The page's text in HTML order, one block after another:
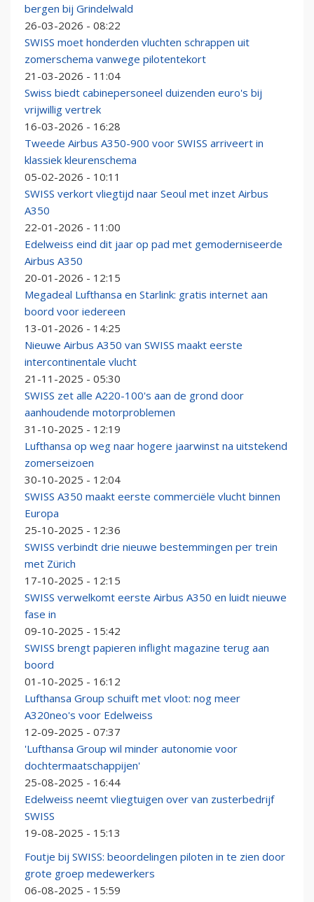
bergen bij Grindelwald
26-03-2026 - 08:22
SWISS moet honderden vluchten schrappen uit
zomerschema vanwege pilotentekort
21-03-2026 - 11:04
Swiss biedt cabinepersoneel duizenden euro's bij
vrijwillig vertrek
16-03-2026 - 16:28
Tweede Airbus A350-900 voor SWISS arriveert in
klassiek kleurenschema
05-02-2026 - 10:11
SWISS verkort vliegtijd naar Seoul met inzet Airbus
A350
22-01-2026 - 11:00
Edelweiss eind dit jaar op pad met gemoderniseerde
Airbus A350
20-01-2026 - 12:15
Megadeal Lufthansa en Starlink: gratis internet aan
boord voor iedereen
13-01-2026 - 14:25
Nieuwe Airbus A350 van SWISS maakt eerste
intercontinentale vlucht
21-11-2025 - 05:30
SWISS zet alle A220-100's aan de grond door
aanhoudende motorproblemen
31-10-2025 - 12:19
Lufthansa op weg naar hogere jaarwinst na uitstekend
zomerseizoen
30-10-2025 - 12:04
SWISS A350 maakt eerste commerciële vlucht binnen
Europa
25-10-2025 - 12:36
SWISS verbindt drie nieuwe bestemmingen per trein
met Zürich
17-10-2025 - 12:15
SWISS verwelkomt eerste Airbus A350 en luidt nieuwe
fase in
09-10-2025 - 15:42
SWISS brengt papieren inflight magazine terug aan
boord
01-10-2025 - 16:12
Lufthansa Group schuift met vloot: nog meer
A320neo's voor Edelweiss
12-09-2025 - 07:37
'Lufthansa Group wil minder autonomie voor
dochtermaatschappijen'
25-08-2025 - 16:44
Edelweiss neemt vliegtuigen over van zusterbedrijf
SWISS
19-08-2025 - 15:13
Foutje bij SWISS: beoordelingen piloten in te zien door
grote groep medewerkers
06-08-2025 - 15:59